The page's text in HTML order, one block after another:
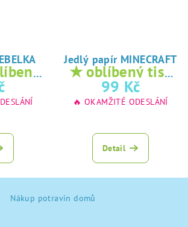
Jedlý papír MINECRAFT
★ oblíbený tisk
na jedlý papír
99 Kč
🔥 OKAMŽITÉ ODESLÁNÍ
Detail
Nákup potravin domů